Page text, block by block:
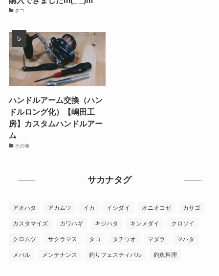
タコ
ハンドルアーム交換（ハン
ドルロング化）【嶋田工
房】カスタムハンドルアー
ム
その他
サカナタグ
アオハタ アカムツ イカ イシダイ オニオコゼ カサゴ
カスタマイズ カワハギ キジハタ キンメダイ クロソイ
クロムツ サクラマス タコ タチウオ マダラ マハタ
メバル メンテナンス 釣りフェスティバル 釣魚料理